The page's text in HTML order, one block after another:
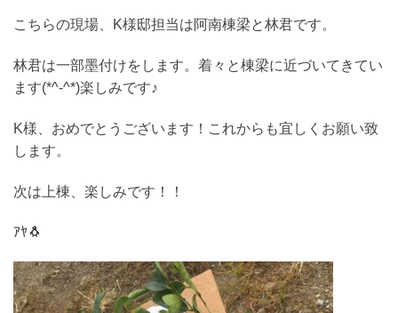
こちらの現場、K様邸担当は阿南棟梁と林君です。
林君は一部墨付けをします。着々と棟梁に近づいてきてい
ます(*^-^*)楽しみです♪
K様、おめでとうございます！これからも宜しくお願い致
します。
次は上棟、楽しみです！！
ｱﾔ🐧